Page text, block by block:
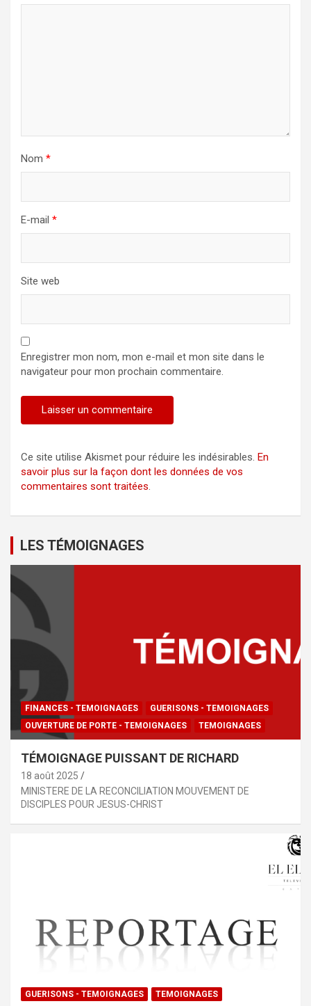
Nom *
E-mail *
Site web
Enregistrer mon nom, mon e-mail et mon site dans le
navigateur pour mon prochain commentaire.
Ce site utilise Akismet pour réduire les indésirables. En
savoir plus sur la façon dont les données de vos
commentaires sont traitées.
LES TÉMOIGNAGES
FINANCES - TEMOIGNAGES
GUERISONS - TEMOIGNAGES
OUVERTURE DE PORTE - TEMOIGNAGES
TEMOIGNAGES
TÉMOIGNAGE PUISSANT DE RICHARD
18 août 2025
MINISTERE DE LA RECONCILIATION MOUVEMENT DE
DISCIPLES POUR JESUS-CHRIST
GUERISONS - TEMOIGNAGES TEMOIGNAGES